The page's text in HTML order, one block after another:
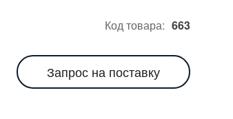
Код товара: 663
Запрос на поставку